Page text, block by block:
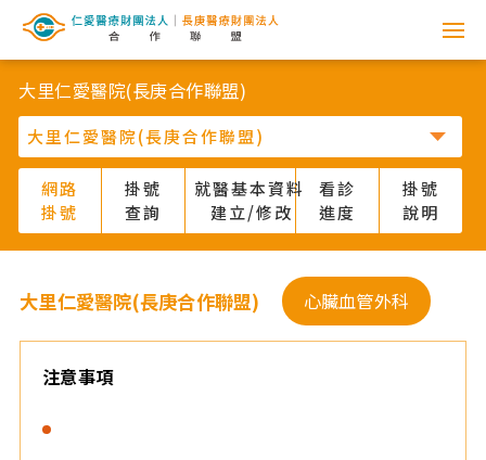
網
路
掛
號
系
統
-
仁
愛
大里仁愛醫院(長庚合作聯盟)
網路
掛號
掛號
查詢
就醫基本資料
建立/修改
看診
進度
掛號
說明
大里仁愛醫院(長庚合作聯盟) 心臟血管外科
注意事項